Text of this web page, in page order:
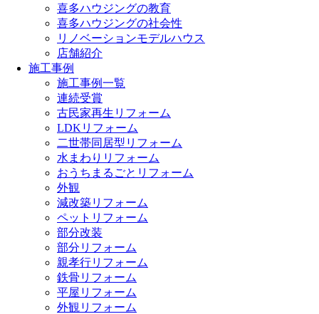
喜多ハウジングの教育
喜多ハウジングの社会性
リノベーションモデルハウス
店舗紹介
施工事例
施工事例一覧
連続受賞
古民家再生リフォーム
LDKリフォーム
二世帯同居型リフォーム
水まわりリフォーム
おうちまるごとリフォーム
外観
減改築リフォーム
ペットリフォーム
部分改装
部分リフォーム
親孝行リフォーム
鉄骨リフォーム
平屋リフォーム
外観リフォーム